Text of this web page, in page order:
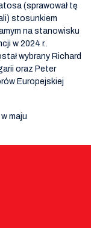
(sprawował tę
stosunkiem
na stanowisku
w 2024 r..
wybrany Richard
oraz Peter
Europejskiej
maju